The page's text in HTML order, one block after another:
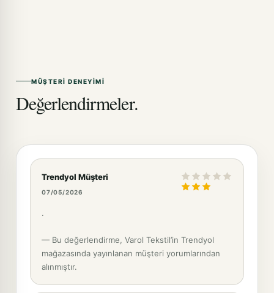
MÜŞTERI DENEYIMI
Değerlendirmeler.
Trendyol Müşteri
07/05/2026
.
— Bu değerlendirme, Varol Tekstil’in Trendyol
mağazasında yayınlanan müşteri yorumlarından
alınmıştır.